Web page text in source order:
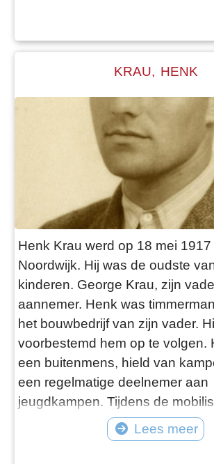
infanterie in Leiden. ok in augu
KRAU, HENK
Henk Krau werd op 18 mei
Noordwijk. Hij was de oudste
kinderen. George Krau, zijn
aannemer. Henk was
het bouwbedrijf van zijn vader.
voorbestemd hem op te volgen.
een buitenmens, hield van
een regelmatige deelnemer aan
jeugdkampen. Tijdens de
ingedeeld bij de staf van het 3de
het 4de Regiment Infanterie en
Lees meer